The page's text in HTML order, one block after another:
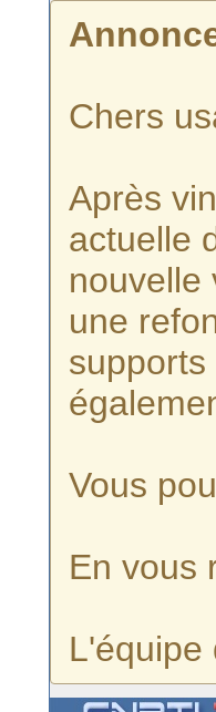
Chers
Après
actuelle
nouvelle
une
Vous
En vous
L'équipe